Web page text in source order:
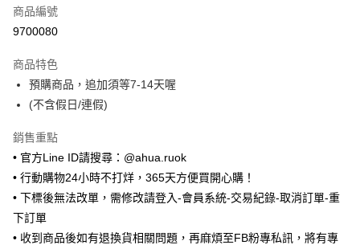
超商取貨付款
Apple Pay
街口支付
悠遊付
ATM付款
全家取貨付款
商品編號
9700080
商品特色
預購商品，追加須等7-14天喔
(不含假日/連假)
銷售重點
• 官方Line ID請搜尋：@ahua.ruok
• 行動購物24小時不打烊，365天方便買開心購！
• 下標後無法改單，需修改請登入-會員系統-交易紀錄-取消訂單-重
下訂單
• 收到商品後如有退換貨相關問題，再麻煩至FB粉專私訊，將有專